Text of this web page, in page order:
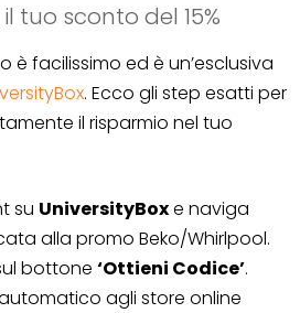
tuo sconto del 15%
è facilissimo ed è un’esclusiva
. Ecco gli step esatti per
il risparmio nel tuo
su UniversityBoxe naviga
alla promo Beko/Whirlpool.
bottone ‘Ottieni Codice’.
agli store online